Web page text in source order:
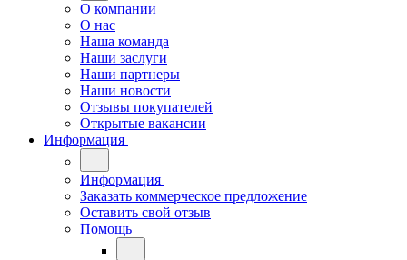
О компании
О нас
Наша команда
Наши заслуги
Наши партнеры
Наши новости
Отзывы покупателей
Открытые вакансии
Информация
Информация
Заказать коммерческое предложение
Оставить свой отзыв
Помощь